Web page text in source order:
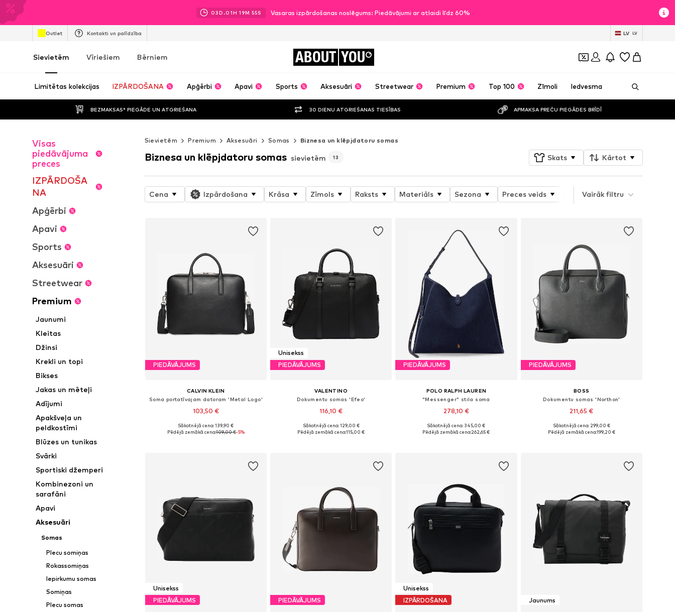
03D.01H 19M 54S Vasaras izpārdošanas noslēgums: Piedāvājumi ar atlaidi līdz 60%
Outlet Kontakti un palīdzība LV LV
Sievietēm Vīriešiem Bērniem ABOUT YOU
Limitētas kolekcijas IZPĀRDOŠANA Apģērbi Apavi Sports Aksesuāri Streetwear Premium Top 100 Zīmoli Iedvesma
BEZMAKSAS* PIEGĀDE UN ATGRIEŠANA 30 DIENU ATGRIEŠANAS TIESĪBAS APMAKSA PREČU PIEGĀDES BRĪDĪ
Visas
piedāvājuma
preces
IZPĀRDOŠA
NA
Apģērbi
Apavi
Sports
Aksesuāri
Streetwear
Premium
Jaunumi
Kleitas
Džinsi
Krekli un topi
Bikses
Jakas un mēteļi
Adījumi
Apakšveļa un
peldkostīmi
Blūzes un tunikas
Svārki
Sportiski džemperi
Kombinezoni un
sarafāni
Apavi
Aksesuāri
Somas
Plecu somiņas
Rokassomiņas
Iepirkumu somas
Somiņas
Plecu somas
Sievietēm Premium Aksesuāri Somas Biznesa un klēpjdatoru somas
Biznesa un klēpjdatoru somas sievietēm 13 Skats Kārtot
Cena Izpārdošana Krāsa Zīmols Raksts Materiāls Sezona Preces veids Produkta īpašības
Vairāk filtru
PIEDĀVĀJUMS
CALVIN KLEIN
Soma portatīvajam datoram 'Metal Logo'
103,50 €
Pieejamie izmēri: One Size
Sākotnējā cena: 139,90 €
Pēdējā zemākā cena:109,00 €-5%
Unisekss
PIEDĀVĀJUMS
VALENTINO
Dokumentu somas 'Efeo'
116,10 €
Pieejamie izmēri: One Size
Sākotnējā cena: 129,00 €
Pēdējā zemākā cena:115,00 €
PIEDĀVĀJUMS
POLO RALPH LAUREN
"Messenger" stila soma
278,10 €
Pieejamie izmēri: One Size
Sākotnējā cena: 345,00 €
Pēdējā zemākā cena:262,65 €
PIEDĀVĀJUMS
BOSS
Dokumentu somas 'Northon'
211,65 €
Pieejamie izmēri: One Size
Sākotnējā cena: 299,00 €
Pēdējā zemākā cena:199,20 €
Unisekss
PIEDĀVĀJUMS
PIEDĀVĀJUMS
Unisekss
IZPĀRDOŠANA
Jaunums